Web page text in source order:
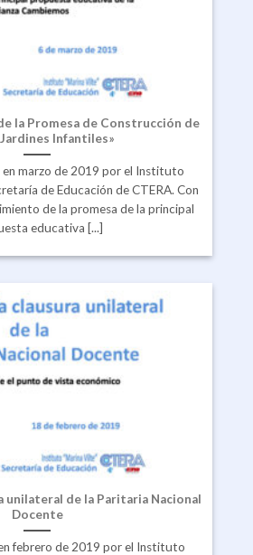
la Promesa de Construcción de
Jardines Infantiles»
marzo de 2019 por el Instituto
de Educación de CTERA. Con
de la promesa de la principal
educativa [...]
unilateral de la Paritaria Nacional
Docente
febrero de 2019 por el Instituto